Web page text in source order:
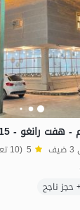
رانغو - 15 متر
5 (10 تعليق)